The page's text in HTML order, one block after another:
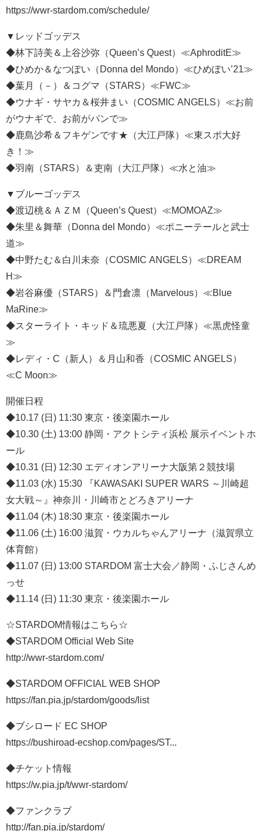
https://wwr-stardom.com/schedule/
▼レッドゴッデス
◆林下詩美＆上谷沙弥（Queen’s Quest）≪AphroditE≫
◆ひめか＆なつぽい（Donna del Mondo）≪ひめぽい’21≫
◆葉月（－）＆コグマ（STARS）≪FWC≫
◆ウナギ・サヤカ＆桜井まい（COSMIC ANGELS）≪お前
がウナギで、お前がパンで≫
◆鹿島沙希＆フキゲンです★（大江戸隊）≪東スポ大好
き！≫
◆羽南（STARS）＆吏南（大江戸隊）≪水と油≫
▼ブルーゴッデス
◆渡辺桃＆ＡＺＭ（Queen’s Quest）≪MOMOAZ≫
◆朱里＆舞華（Donna del Mondo）≪ポニーテールと武士
道≫
◆中野たむ＆白川未奈（COSMIC ANGELS）≪DREAM
H≫
◆岩谷麻優（STARS）＆門倉凛（Marvelous）≪Blue
MaRine≫
◆スターライト・キッド＆琉悪夏（大江戸隊）≪黒虎怪童
≫
◆レディ・C（新人）＆月山和香（COSMIC ANGELS）
≪C Moon≫
開催日程
◆10.17 (日) 11:30 東京・後楽園ホール
◆10.30 (土) 13:00 静岡・アクトシティ浜松 展示イベントホ
ール
◆10.31 (日) 12:30 エディオンアリーナ大阪第２競技場
◆11.03 (水) 15:30 『KAWASAKI SUPER WARS ～川崎超
女大戦～』神奈川・川崎市とどろきアリーナ
◆11.04 (木) 18:30 東京・後楽園ホール
◆11.06 (土) 16:00 滋賀・ウカルちゃんアリーナ（滋賀県立
体育館）
◆11.07 (日) 13:00 STARDOM 富士大会／静岡・ふじさんめ
っせ
◆11.14 (日) 11:30 東京・後楽園ホール
☆STARDOM情報はこちら☆
◆STARDOM Official Web Site
http://wwr-stardom.com/
◆STARDOM OFFICIAL WEB SHOP
https://fan.pia.jp/stardom/goods/list
◆ブシロード EC SHOP
https://bushiroad-ecshop.com/pages/ST...
◆チケット情報
https://w.pia.jp/t/wwr-stardom/
◆ファンクラブ
http://fan.pia.jp/stardom/